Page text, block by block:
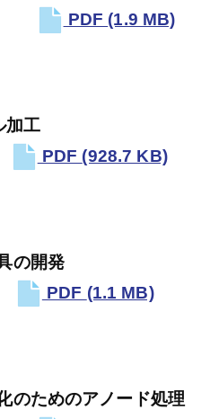
PDF (1.9 MB)
のドリル加工
PDF (928.7 KB)
巻き具の開発
PDF (1.1 MB)
のためのアノード処理